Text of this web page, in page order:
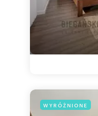
WYRÓŻNIONE